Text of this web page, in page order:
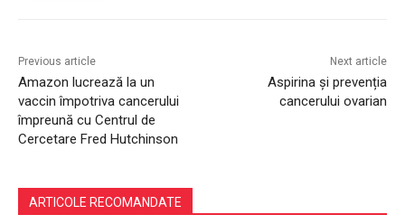
Previous article
Amazon lucrează la un
vaccin împotriva cancerului
împreună cu Centrul de
Cercetare Fred Hutchinson
Next article
Aspirina și prevenția
cancerului ovarian
ARTICOLE RECOMANDATE